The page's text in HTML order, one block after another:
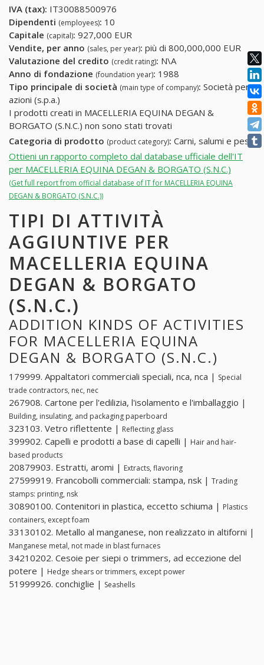
IVA (tax): IT30088500976
Dipendenti (employees): 10
Capitale (capital): 927,000 EUR
Vendite, per anno (sales, per year): più di 800,000,000 EUR
Valutazione del credito (credit rating): N\A
Anno di fondazione (foundation year): 1988
Tipo principale di società (main type of company): Società per
azioni (s.p.a.)
I prodotti creati in MACELLERIA EQUINA DEGAN &
BORGATO (S.N.C.) non sono stati trovati
Categoria di prodotto (product category): Carni, salumi e pesci
Ottieni un rapporto completo dal database ufficiale dell'IT
per MACELLERIA EQUINA DEGAN & BORGATO (S.N.C.)
(Get full report from official database of IT for MACELLERIA EQUINA
DEGAN & BORGATO (S.N.C.))
TIPI DI ATTIVITÀ
AGGIUNTIVE PER
MACELLERIA EQUINA
DEGAN & BORGATO
(S.N.C.)
ADDITION KINDS OF ACTIVITIES
FOR MACELLERIA EQUINA
DEGAN & BORGATO (S.N.C.)
179999. Appaltatori commerciali speciali, nca, nca | Special
trade contractors, nec, nec
267908. Cartone per l'edilizia, l'isolamento e l'imballaggio |
Building, insulating, and packaging paperboard
323103. Vetro riflettente | Reflecting glass
399902. Capelli e prodotti a base di capelli | Hair and hair-
based products
20879903. Estratti, aromi | Extracts, flavoring
27599919. Francobolli commerciali: stampa, nsk | Trading
stamps: printing, nsk
30890100. Contenitori in plastica, eccetto schiuma | Plastics
containers, except foam
33130102. Metallo al manganese, non realizzato in altiforni |
Manganese metal, not made in blast furnaces
34210202. Cesoie per siepi o trimmers, ad eccezione del
potere | Hedge shears or trimmers, except power
51999926. conchiglie | Seashells